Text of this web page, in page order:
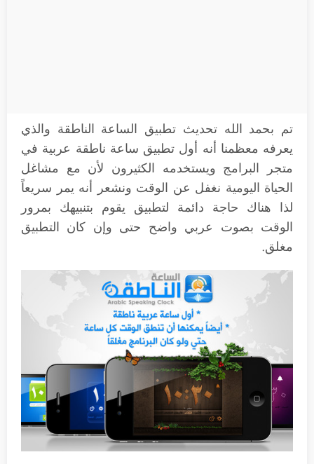
تم بحمد الله تحديث تطبيق الساعة الناطقة والذي
يعرفه معظمنا أنه أول تطبيق ساعة ناطقة عربية في
متجر البرامج ويستخدمه الكثيرون لأن مع مشاغل
الحياة اليومية نغفل عن الوقت ونشعر أنه يمر سريعاً
لذا هناك حاجة دائمة لتطبيق يقوم بتنبيهك بمرور
الوقت بصوت عربي واضح حتى وإن كان التطبيق
مغلق.